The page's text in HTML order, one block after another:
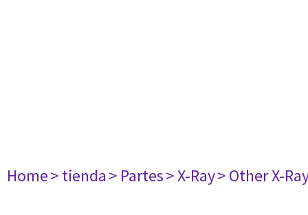
Home> tienda> Partes> X-Ray> Other X-